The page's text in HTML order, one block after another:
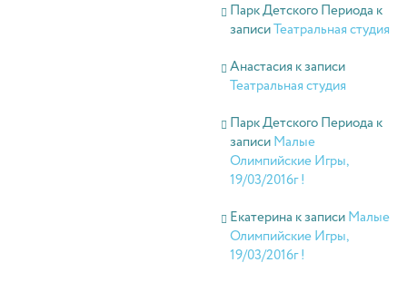
Парк Детского Периода к
записиТеатральная студия
Анастасияк записи
Театральная студия
Парк Детского Периода к
записиМалые
Олимпийские Игры,
19/03/2016г !
Екатерина к записиМалые
Олимпийские Игры,
19/03/2016г !